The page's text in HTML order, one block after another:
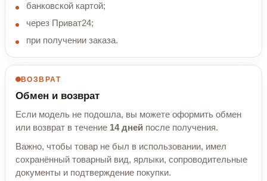
банковской картой;
через Приват24;
при получении заказа.
ВОЗВРАТ
Обмен и возврат
Если модель не подошла, вы можете оформить обмен
или возврат в течение 14 дней после получения.
Важно, чтобы товар не был в использовании, имел
сохранённый товарный вид, ярлыки, сопроводительные
документы и подтверждение покупки.